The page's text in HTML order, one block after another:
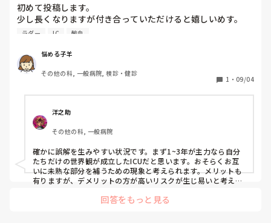
初めて投稿します。
少し長くなりますが付き合っていただけると嬉しいめす。
最近、転職をして目標の一歩手前である急性期に配属になり
できたつもりだったけど毎日、ついて行くのに必死な状況で
すが自分なりに精一杯やってるつもりでした。その病院では
教育体制が少し異なっていてプリンター制度ではなくラダー
制度を取っているとの話で質問や相談をしやすいように年齢
が近い人をプリみたいな感じでつけてくれるとの話で楽しみ
にしながら入職しました。しかし入ってからの実際は中途入
職は、ほったらかされて指導は、ほとんどない状態でNSも1
～3年が多くICUにも関わらず役割分担はなく全員で患者を
見るというスタンスを取っており記録も集中して見た方が記
載ではなく手が空いた方が記載するという謎のシステムで患
者のケアが集中的にできない状況かなと感じています。そん
な中3年目のNSとここ数日はペアを組んで仕事をしていまし
患者が転棟で来たり処置があるとなったら組んでる私にはな
ラダー IC 輸血
悩める子羊
その他の科, 一般病院, 検診・健診
1 ・ 09/04
洋之助
その他の科, 一般病院
確かに誤解を生みやすい状況です。まず1~3年が主力なら自分
たちだけの世界観が成立したICUだと思います。おそらくお互
いに未熟な部分を補うための現象と考えられます。メリットも
有りますが、デメリットの方が高いリスクが生じ易いと考えら
事が大変な事と思います。リスクを生じた場合は隠蔽したり全
回答をもっと見る